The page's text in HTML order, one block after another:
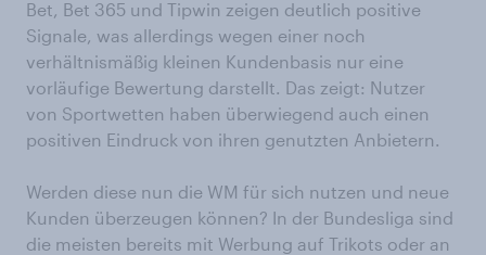
Bet, Bet 365 und Tipwin zeigen deutlich positive
Signale, was allerdings wegen einer noch
verhältnismäßig kleinen Kundenbasis nur eine
vorläufige Bewertung darstellt. Das zeigt: Nutzer
von Sportwetten haben überwiegend auch einen
positiven Eindruck von ihren genutzten Anbietern.
Werden diese nun die WM für sich nutzen und neue
Kunden überzeugen können? In der Bundesliga sind
die meisten bereits mit Werbung auf Trikots oder an